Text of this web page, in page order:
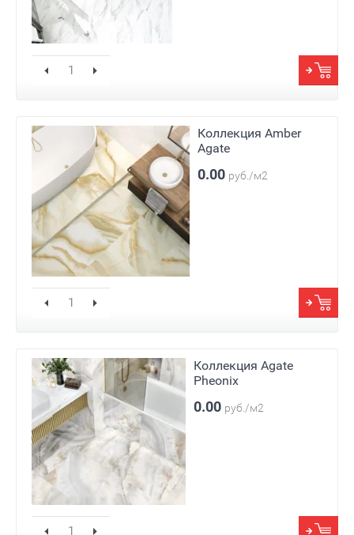
Коллекция Amber
Agate
0.00 руб./м2
Коллекция Agate
Pheonix
0.00 руб./м2